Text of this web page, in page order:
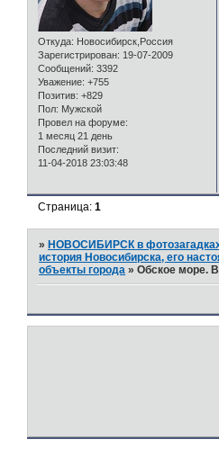
Откуда: Новосибирск,Россия
Зарегистрирован: 19-07-2009
Сообщений: 3392
Уважение: +755
Позитив: +829
Пол: Мужской
Провел на форуме:
1 месяц 21 день
Последний визит:
11-04-2018 23:03:48
Страница:1
»НОВОСИБИРСК в
история Новосибирска, его
объекты города »Обское море.